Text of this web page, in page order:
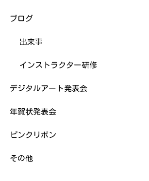
ブログ
出来事
インストラクター研修
デジタルアート発表会
年賀状発表会
ピンクリボン
その他